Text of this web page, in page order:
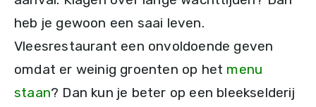
heb je gewoon een saai leven.
Vleesrestaurant een onvoldoende geven
omdat er weinig groenten op het menu
staan? Dan kun je beter op een bleekselderij